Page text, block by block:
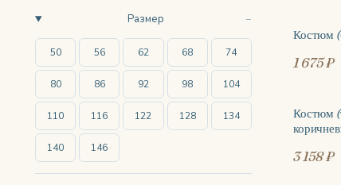
Размер
50 56 62 68 74
80 86 92 98 104
110 116 122 128 134
140 146
ХИТ
Костюм
1 675 ₽
Костюм
3 158 ₽